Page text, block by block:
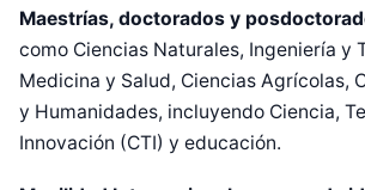
Maestrías, doctorados y
como Ciencias Naturales, Ingeniería y
Medicina y Salud, Ciencias Agrícolas,
y Humanidades, incluyendo Ciencia,
Innovación (CTI) y educación.